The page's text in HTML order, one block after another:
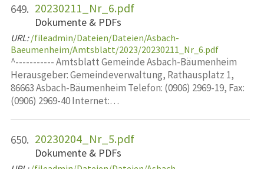
649. 20230211_Nr_6.pdf
Dokumente & PDFs
URL: /fileadmin/Dateien/Dateien/Asbach-
Baeumenheim/Amtsblatt/2023/20230211_Nr_6.pdf
^----------- Amtsblatt Gemeinde Asbach-Bäumenheim
Herausgeber: Gemeindeverwaltung, Rathausplatz 1,
86663 Asbach-Bäumenheim Telefon: (0906) 2969-19, Fax:
(0906) 2969-40 Internet:…
650. 20230204_Nr_5.pdf
Dokumente & PDFs